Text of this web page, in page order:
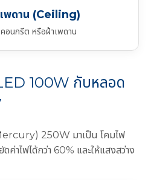
พดาน (Ceiling)
คอนกรีต หรือฝ้าเพดาน
100W กับหลอด
250W มาเป็น โคมไฟ
ค่าไฟได้กว่า 60% และให้แสงสว่าง